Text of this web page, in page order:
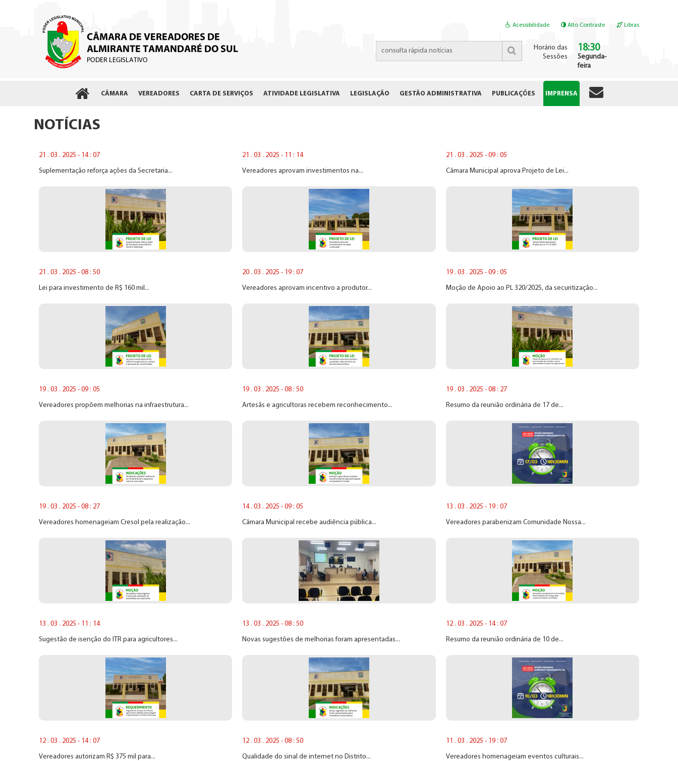
Acessibilidade Alto Contraste Libras
Horário das
Sessões
18:30
Segunda-
feira
CÂMARA VEREADORES CARTA DE SERVIÇOS ATIVIDADE LEGISLATIVA LEGISLAÇÃO GESTÃO ADMINISTRATIVA PUBLICAÇÕES IMPRENSA
NOTÍCIAS
21 . 03 . 2025 - 14 : 07
Suplementação reforça ações da Secretaria...
21 . 03 . 2025 - 11 : 14
Vereadores aprovam investimentos na...
21 . 03 . 2025 - 09 : 05
Câmara Municipal aprova Projeto de Lei...
21 . 03 . 2025 - 08 : 50
Lei para investimento de R$ 160 mil...
20 . 03 . 2025 - 19 : 07
Vereadores aprovam incentivo a produtor...
19 . 03 . 2025 - 09 : 05
Moção de Apoio ao PL 320/2025, da securitização...
19 . 03 . 2025 - 09 : 05
Vereadores propõem melhorias na infraestrutura...
19 . 03 . 2025 - 08 : 50
Artesãs e agricultoras recebem reconhecimento...
19 . 03 . 2025 - 08 : 27
Resumo da reunião ordinária de 17 de...
19 . 03 . 2025 - 08 : 27
Vereadores homenageiam Cresol pela realização...
14 . 03 . 2025 - 09 : 05
Câmara Municipal recebe audiência pública...
13 . 03 . 2025 - 19 : 07
Vereadores parabenizam Comunidade Nossa...
13 . 03 . 2025 - 11 : 14
Sugestão de isenção do ITR para agricultores...
13 . 03 . 2025 - 08 : 50
Novas sugestões de melhorias foram apresentadas...
12 . 03 . 2025 - 14 : 07
Resumo da reunião ordinária de 10 de...
12 . 03 . 2025 - 14 : 07
Vereadores autorizam R$ 375 mil para...
12 . 03 . 2025 - 08 : 50
Qualidade do sinal de internet no Distrito...
11 . 03 . 2025 - 19 : 07
Vereadores homenageiam eventos culturais...